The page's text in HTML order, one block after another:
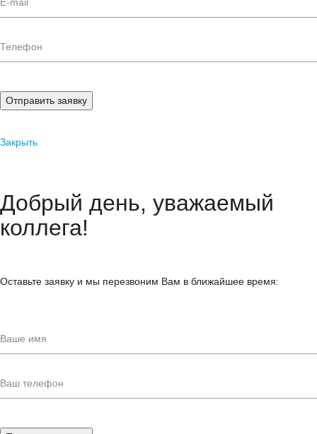
Отправить заявку
Закрыть
Добрый день, уважаемый
коллега!
Оставьте заявку и мы перезвоним Вам в ближайшее время: